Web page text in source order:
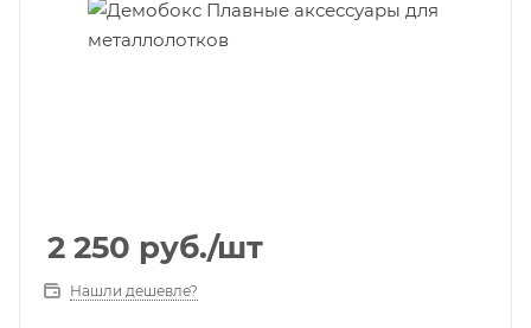
2 250 руб./шт
Нашли дешевле?